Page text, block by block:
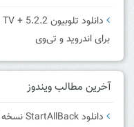
برای اندروید و تی‌وی
آخرین مطالب ویندوز